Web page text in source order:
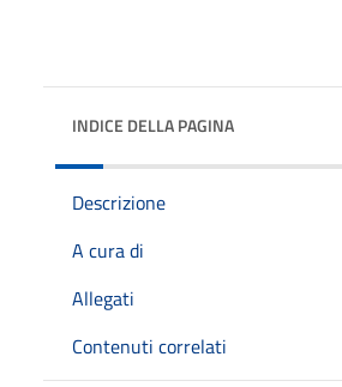
INDICE DELLA PAGINA
Descrizione
A cura di
Allegati
Contenuti correlati